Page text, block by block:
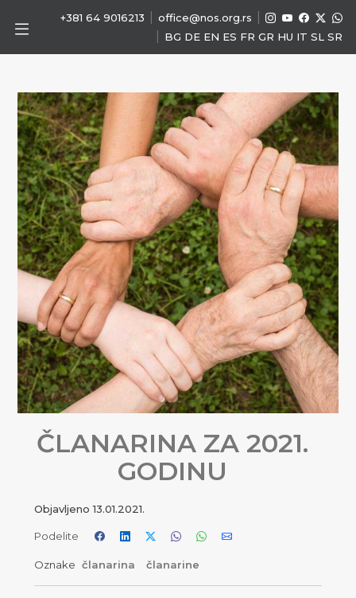
+381 64 9016213 office@nos.org.rs
BG DE EN ES FR GR HU IT SL SR
ČLANARINA ZA 2021.
GODINU
Objavljeno13.01.2021.
Podelite
Oznake članarina članarine